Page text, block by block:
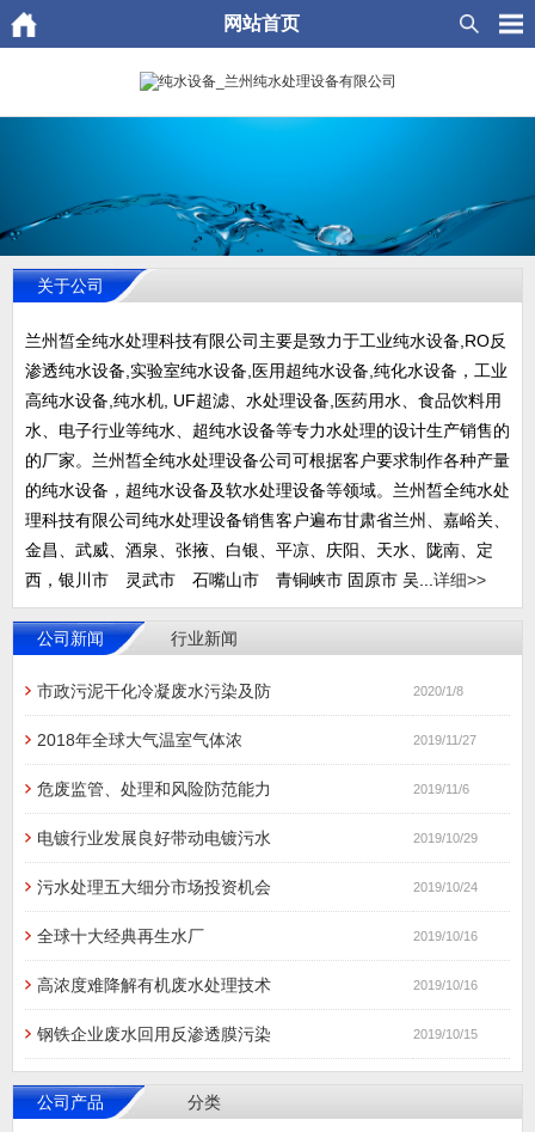
网站首页
关于公司
兰州皙全纯水处理科技有限公司主要是致力于工业纯水设备,RO反
渗透纯水设备,实验室纯水设备,医用超纯水设备,纯化水设备，工业
高纯水设备,纯水机, UF超滤、水处理设备,医药用水、食品饮料用
水、电子行业等纯水、超纯水设备等专力水处理的设计生产销售的
的厂家。兰州皙全纯水处理设备公司可根据客户要求制作各种产量
的纯水设备，超纯水设备及软水处理设备等领域。兰州皙全纯水处
理科技有限公司纯水处理设备销售客户遍布甘肃省兰州、嘉峪关、
金昌、武威、酒泉、张掖、白银、平凉、庆阳、天水、陇南、定
西，银川市 灵武市 石嘴山市 青铜峡市 固原市 吴... 详细>>
公司新闻 行业新闻
市政污泥干化冷凝废水污染及防 2020/1/8
2018年全球大气温室气体浓 2019/11/27
危废监管、处理和风险防范能力 2019/11/6
电镀行业发展良好带动电镀污水 2019/10/29
污水处理五大细分市场投资机会 2019/10/24
全球十大经典再生水厂 2019/10/16
高浓度难降解有机废水处理技术 2019/10/16
钢铁企业废水回用反渗透膜污染 2019/10/15
公司产品 分类